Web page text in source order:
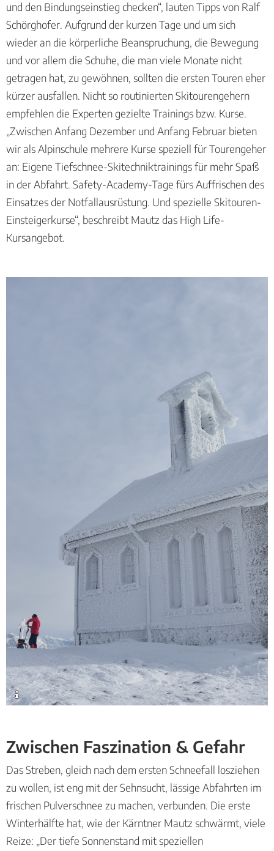
und den Bindungseinstieg checken“, lauten Tipps von Ralf
Schörghofer. Aufgrund der kurzen Tage und um sich
wieder an die körperliche Beanspruchung, die Bewegung
und vor allem die Schuhe, die man viele Monate nicht
getragen hat, zu gewöhnen, sollten die ersten Touren eher
kürzer ausfallen. Nicht so routinierten Skitourengehern
empfehlen die Experten gezielte Trainings bzw. Kurse.
„Zwischen Anfang Dezember und Anfang Februar bieten
wir als Alpinschule mehrere Kurse speziell für Tourengeher
an: Eigene Tiefschnee-Skitechniktrainings für mehr Spaß
in der Abfahrt. Safety-Academy-Tage fürs Auffrischen des
Einsatzes der Notfallausrüstung. Und spezielle Skitouren-
Einsteigerkurse“, beschreibt Mautz das High Life-
Kursangebot.
Zwischen Faszination & Gefahr
Das Streben, gleich nach dem ersten Schneefall losziehen
zu wollen, ist eng mit der Sehnsucht, lässige Abfahrten im
frischen Pulverschnee zu machen, verbunden. Die erste
Winterhälfte hat, wie der Kärntner Mautz schwärmt, viele
Reize: „Der tiefe Sonnenstand mit speziellen